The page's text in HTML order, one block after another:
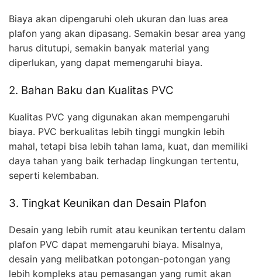
Biaya akan dipengaruhi oleh ukuran dan luas area
plafon yang akan dipasang. Semakin besar area yang
harus ditutupi, semakin banyak material yang
diperlukan, yang dapat memengaruhi biaya.
2. Bahan Baku dan Kualitas PVC
Kualitas PVC yang digunakan akan mempengaruhi
biaya. PVC berkualitas lebih tinggi mungkin lebih
mahal, tetapi bisa lebih tahan lama, kuat, dan memiliki
daya tahan yang baik terhadap lingkungan tertentu,
seperti kelembaban.
3. Tingkat Keunikan dan Desain Plafon
Desain yang lebih rumit atau keunikan tertentu dalam
plafon PVC dapat memengaruhi biaya. Misalnya,
desain yang melibatkan potongan-potongan yang
lebih kompleks atau pemasangan yang rumit akan